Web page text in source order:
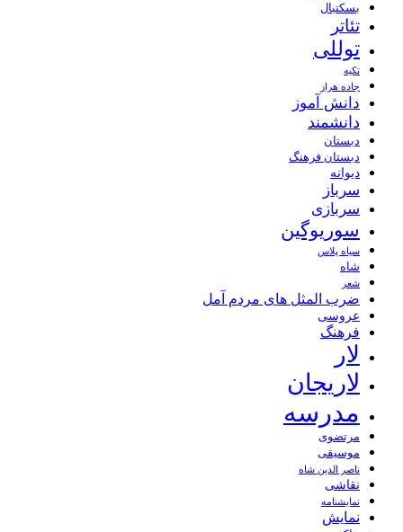
بسکتبال
تئاتر
توللی
تکیه
جاده هراز
دانش آموز
دانشمند
دبستان
دبستان فرهنگ
دیوانه
سرباز
سربازی
سوریوگین
سیاه پلاس
شاه
شعر
ضرب المثل های مردم آمل
عروسی
فرهنگ
لار
لاریجان
مدرسه
مرتضوی
موسیقی
ناصر الدین شاه
نقاشی
نمايشنامه
نمایش